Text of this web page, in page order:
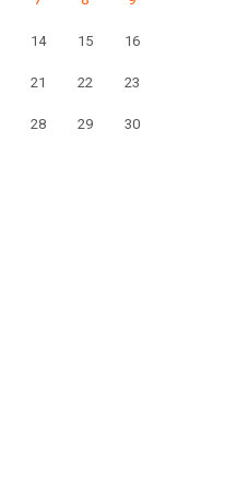
14 15 16
21 22 23
28 29 30